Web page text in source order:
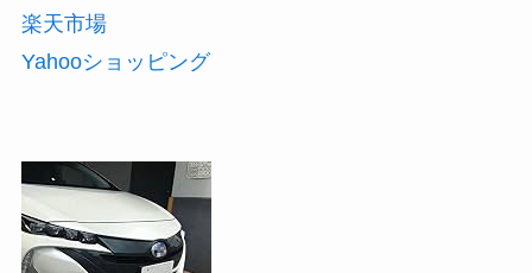
楽天市場
Yahooショッピング